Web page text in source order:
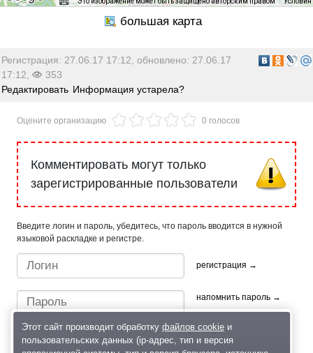
Регистрация: 27.06.17 17:12, обновлено: 27.06.17
17:12,
353
Редактировать Информация устарела?
Оцените организацию 0 голосов
Комментировать могут только
зарегистрированные пользователи
Введите логин и пароль, убедитесь, что пароль вводится в нужной
языковой раскладке и регистре.
регистрация →
напомнить пароль →
Этот сайт производит обработку файлов cookieи
пользовательских данных (ip-адрес, тип и версия